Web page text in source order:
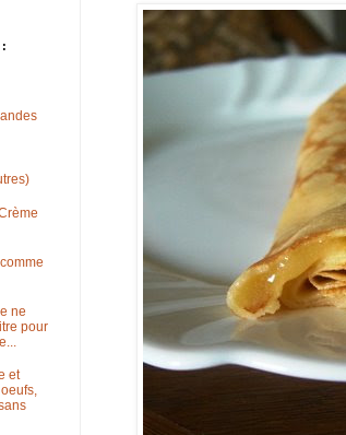
:
ne
pour
et